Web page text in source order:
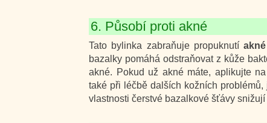
6. Působí proti akné
Tato bylinka zabraňuje propuknutíakné
bazalky pomáhá odstraňovat z kůže
akné. Pokud už akné máte, aplikujte
také při léčbě dalších kožních problémů,
vlastnosti čerstvé bazalkové šťávy